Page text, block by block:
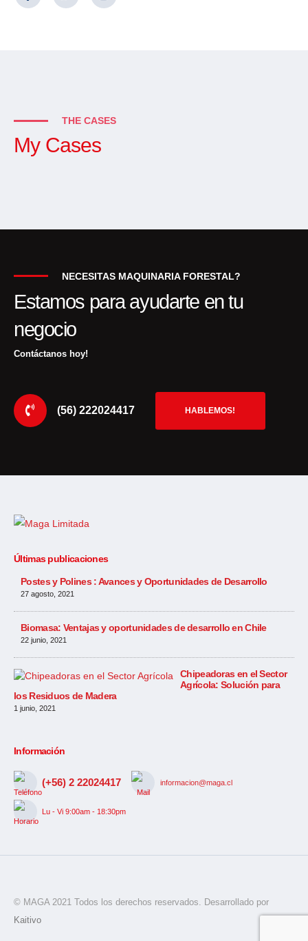
THE CASES
My Cases
NECESITAS MAQUINARIA FORESTAL?
Estamos para ayudarte en tu
negocio
Contáctanos hoy!
(56) 222024417 HABLEMOS!
Últimas publicaciones
Postes y Polines : Avances y Oportunidades de Desarrollo
27 agosto, 2021
Biomasa: Ventajas y oportunidades de desarrollo en Chile
22 junio, 2021
Chipeadoras en el Sector
Agrícola: Solución para
los Residuos de Madera
1 junio, 2021
Información
(+56) 2 22024417 informacion@maga.cl
Lu - Vi 9:00am - 18:30pm
© MAGA 2021 Todos los derechos reservados. Desarrollado por
Kaitivo